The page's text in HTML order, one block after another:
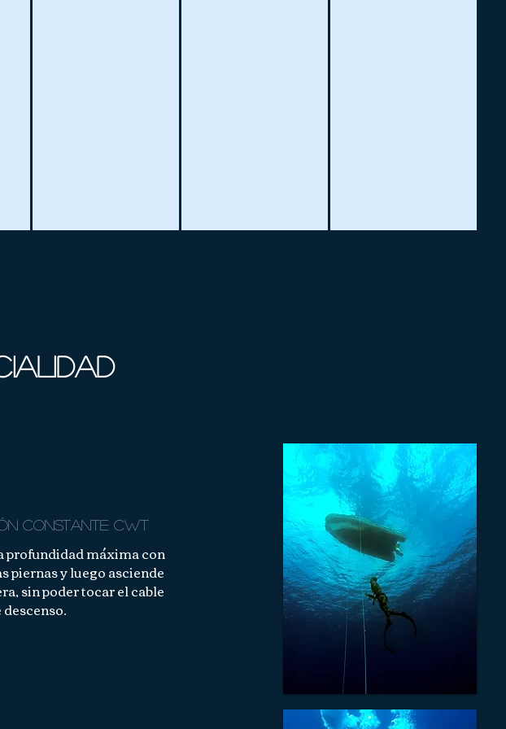
CONSTANTE​ cwt
profundidad máxima con
piernas y luego asciende
sin poder tocar el cable